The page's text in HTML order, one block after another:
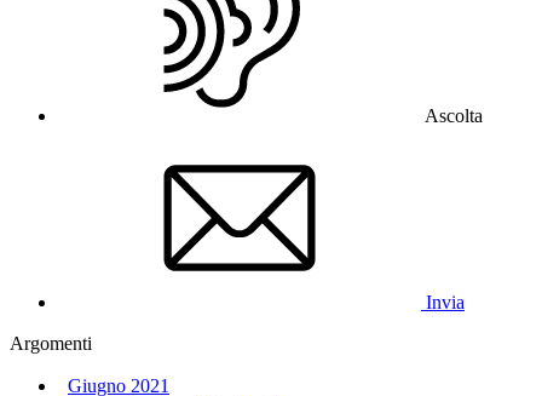
Ascolta
Invia
Argomenti
Giugno 2021